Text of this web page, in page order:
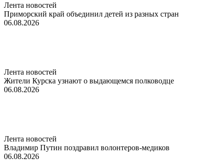
Лента новостей
Приморский край объединил детей из разных стран
06.08.2026
Лента новостей
Жители Курска узнают о выдающемся полководце
06.08.2026
Лента новостей
Владимир Путин поздравил волонтеров-медиков
06.08.2026